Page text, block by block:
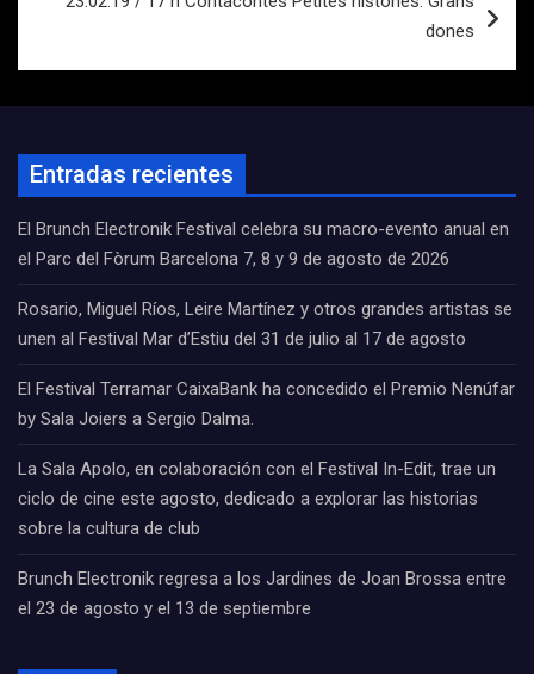
dones
Entradas recientes
El Brunch Electronik Festival celebra su macro-evento anual en
el Parc del Fòrum Barcelona 7, 8 y 9 de agosto de 2026
Rosario, Miguel Ríos, Leire Martínez y otros grandes artistas se
unen al Festival Mar d’Estiu del 31 de julio al 17 de agosto
El Festival Terramar CaixaBank ha concedido el Premio Nenúfar
by Sala Joiers a Sergio Dalma.
La Sala Apolo, en colaboración con el Festival In-Edit, trae un
ciclo de cine este agosto, dedicado a explorar las historias
sobre la cultura de club
Brunch Electronik regresa a los Jardines de Joan Brossa entre
el 23 de agosto y el 13 de septiembre